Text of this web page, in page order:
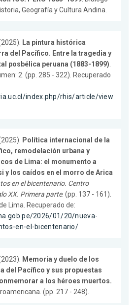
Geografía y Cultura Andina.
La pintura histórica
del Pacífico. Entre la tragedia y
posbélica peruana (1883-1899).
2. (pp. 285 - 322). Recuperado
index.php/rhis/article/view
Política internacional de la
remodelación urbana y
de Lima: el monumento a
y los caídos en el morro de Arica
en el bicentenario. Centro
XX. Primera parte. (pp. 137 - 161).
Lima. Recuperado de:
2026/01/20/nueva-
en-el-bicentenario/
Memoria y duelo de los
del Pacífico y sus propuestas
a los héroes muertos.
(pp. 217 - 248).